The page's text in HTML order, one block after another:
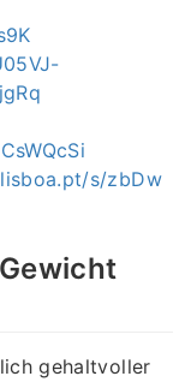
s/zbDw
gehaltvoller